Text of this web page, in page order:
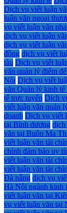
Dịch vụ viết luận
luận văn ngoại
vụ viết luận văn
dịch vụ viết luận
dịch vụ viết luận
đồng dịch vụ viết
tàu Dịch vụ viết
văn quản lý điểm
Nội Dịch vụ viết
văn Quản lý kinh
tế trực tuyến Dịch
viết luận văn quản
doanh Dịch vụ viết
tại Bình dương
văn tại Buôn Ma
viết luận văn tài
chính đảm bảo uy
viết luận văn tài
viết luận văn tài
Đà nẵng dịch vụ
Hà Nội ngành kinh
viết luận văn tại
vụ viết luận văn tại